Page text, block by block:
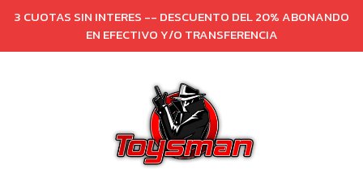
3 CUOTAS SIN INTERES -- DESCUENTO DEL 20% ABONANDO
EN EFECTIVO Y/O TRANSFERENCIA